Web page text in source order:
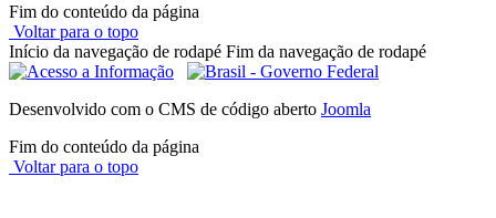
Fim do conteúdo da página
Voltar para o topo
Início da navegação de rodapé Fim da navegação de rodapé
Desenvolvido com o CMS de código aberto Joomla
Fim do conteúdo da página
Voltar para o topo